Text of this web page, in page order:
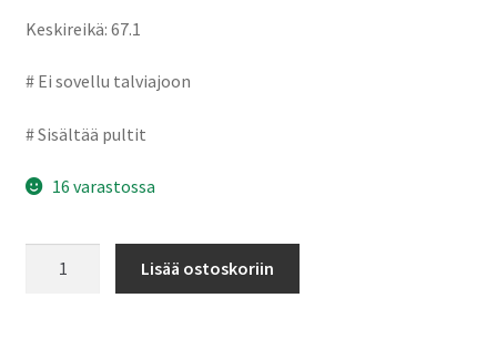
Keskireikä: 67.1
# Ei sovellu talviajoon
# Sisältää pultit
16 varastossa
Lisää ostoskoriin